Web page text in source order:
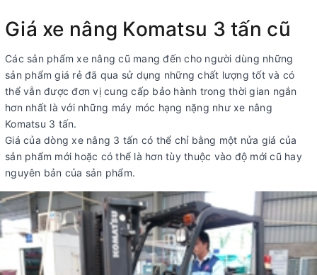
Giá xe nâng Komatsu 3 tấn cũ
Các sản phẩm xe nâng cũ mang đến cho người dùng những
sản phẩm giá rẻ đã qua sử dụng những chất lượng tốt và có
thể vẫn được đơn vị cung cấp bảo hành trong thời gian ngắn
hơn nhất là với những máy móc hạng nặng như xe nâng
Komatsu 3 tấn.
Giá của dòng xe nâng 3 tấn có thể chỉ bằng một nửa giá của
sản phẩm mới hoặc có thể là hơn tùy thuộc vào độ mới cũ hay
nguyên bản của sản phẩm.